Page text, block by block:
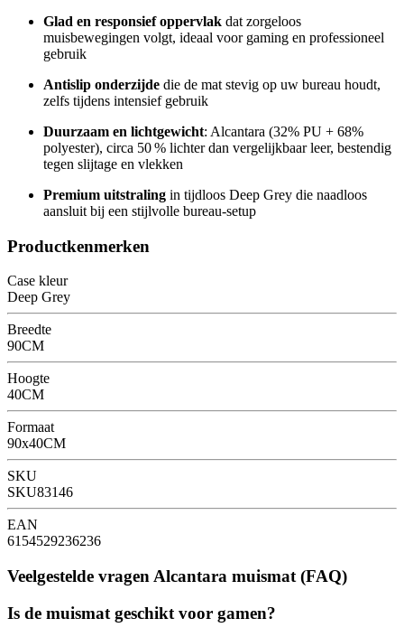
Glad en responsief oppervlak dat zorgeloos
muisbewegingen volgt, ideaal voor gaming en professioneel
gebruik
Antislip onderzijde die de mat stevig op uw bureau houdt,
zelfs tijdens intensief gebruik
Duurzaam en lichtgewicht: Alcantara (32% PU + 68%
polyester), circa 50 % lichter dan vergelijkbaar leer, bestendig
tegen slijtage en vlekken
Premium uitstraling in tijdloos Deep Grey die naadloos
aansluit bij een stijlvolle bureau-setup
Productkenmerken
Case kleur
Deep Grey
Breedte
90CM
Hoogte
40CM
Formaat
90x40CM
SKU
SKU83146
EAN
6154529236236
Veelgestelde vragen Alcantara muismat (FAQ)
Is de muismat geschikt voor gamen?